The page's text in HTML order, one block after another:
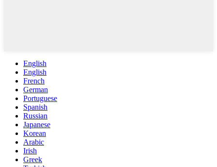
English
English
French
German
Portuguese
Spanish
Russian
Japanese
Korean
Arabic
Irish
Greek